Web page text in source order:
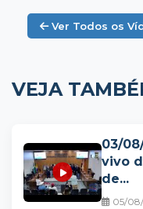
Ver Todos os
VEJA
03/
vivo
de...
05/